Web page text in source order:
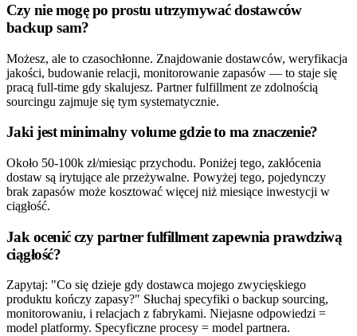
Czy nie mogę po prostu utrzymywać dostawców
backup sam?
Możesz, ale to czasochłonne. Znajdowanie dostawców, weryfikacja
jakości, budowanie relacji, monitorowanie zapasów — to staje się
pracą full-time gdy skalujesz. Partner fulfillment ze zdolnością
sourcingu zajmuje się tym systematycznie.
Jaki jest minimalny volume gdzie to ma znaczenie?
Około 50-100k zł/miesiąc przychodu. Poniżej tego, zakłócenia
dostaw są irytujące ale przeżywalne. Powyżej tego, pojedynczy
brak zapasów może kosztować więcej niż miesiące inwestycji w
ciągłość.
Jak ocenić czy partner fulfillment zapewnia prawdziwą
ciągłość?
Zapytaj: "Co się dzieje gdy dostawca mojego zwycięskiego
produktu kończy zapasy?" Słuchaj specyfiki o backup sourcing,
monitorowaniu, i relacjach z fabrykami. Niejasne odpowiedzi =
model platformy. Specyficzne procesy = model partnera.